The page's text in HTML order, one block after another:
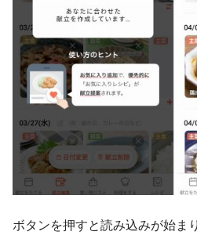
ボタンを押すと読み込みが始ま